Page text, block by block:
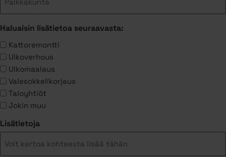
Haluaisin lisätietoa seuraavasta:
Kattoremontti
Ulkoverhous
Ulkomaalaus
Valesokkelikorjaus
Taloyhtiöt
Jokin muu
Lisätietoja